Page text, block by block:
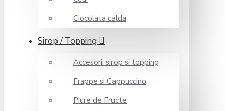
Ciocolata calda
Sirop / Topping
Accesorii sirop si topping
Frappe si Cappuccino
Piure de Fructe